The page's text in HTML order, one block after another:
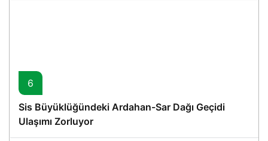
6
Sis Büyüklüğündeki Ardahan-Sar Dağı Geçidi
Ulaşımı Zorluyor